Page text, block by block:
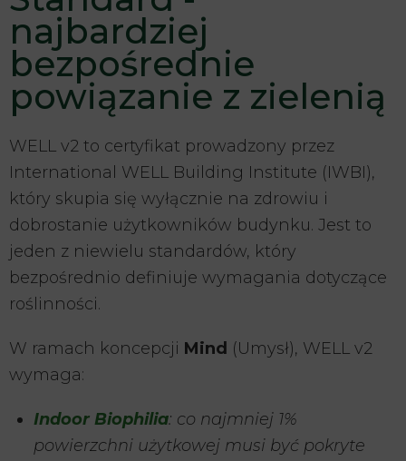
najbardziej
bezpośrednie
powiązanie z zielenią
WELL v2 to certyfikat prowadzony przez
International WELL Building Institute (IWBI),
który skupia się wyłącznie na zdrowiu i
dobrostanie użytkowników budynku. Jest to
jeden z niewielu standardów, który
bezpośrednio definiuje wymagania dotyczące
roślinności.
W ramach koncepcji Mind (Umysł), WELL v2
wymaga:
Indoor Biophilia: co najmniej 1%
powierzchni użytkowej musi być pokryte